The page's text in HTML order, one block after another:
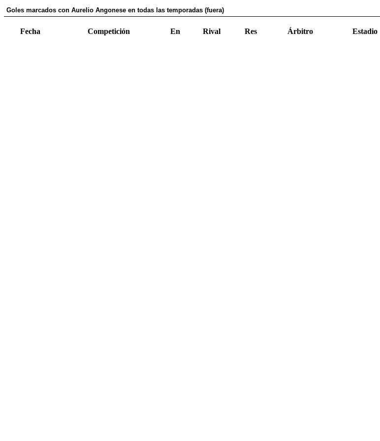
Goles marcados con Aurelio Angonese en todas las temporadas (fuera)
Fecha Competición En Rival Res Árbitro Estadio